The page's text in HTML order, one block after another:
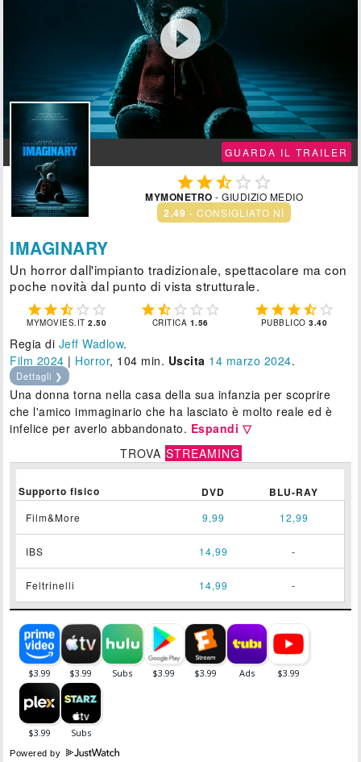

GUARDA IL TRAILER
  
MYMONETRO - GIUDIZIO MEDIO
2.49 - CONSIGLIATO NÌ
IMAGINARY
Un horror dall'impianto tradizionale, spettacolare ma con
poche novità dal punto di vista strutturale.
    
MYMOVIES.IT2.50
    
CRITICA 1.56
    
PUBBLICO3.40
Regia di Jeff Wadlow.
Film 2024 | Horror, 104 min. Uscita 14 marzo 2024.
Dettagli ❯
Una donna torna nella casa della sua infanzia per scoprire
che l'amico immaginario che ha lasciato è molto reale ed è
infelice per averlo abbandonato. Espandi ▽
TROVA STREAMING
Supporto fisico DVD BLU-RAY
Film&More 9,99 12,99
IBS 14,99 -
Feltrinelli 14,99 -
Powered by